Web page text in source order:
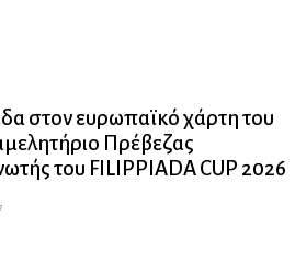
στον ευρωπαϊκό χάρτη του
Πρέβεζας
του FILIPPIADA CUP 2026